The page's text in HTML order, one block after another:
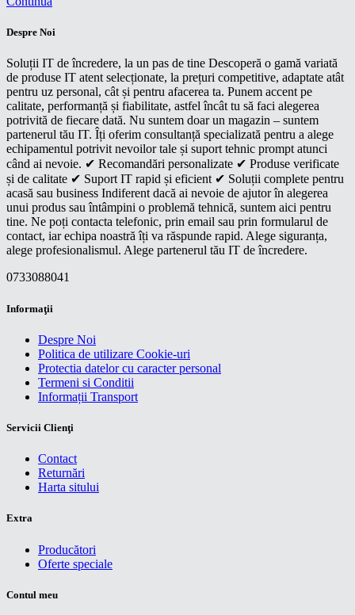
Despre Noi
Soluții IT de încredere, la un pas de tine Descoperă o gamă variată
de produse IT atent selecționate, la prețuri competitive, adaptate atât
pentru uz personal, cât și pentru afacerea ta. Punem accent pe
calitate, performanță și fiabilitate, astfel încât tu să faci alegerea
potrivită de fiecare dată. Nu suntem doar un magazin – suntem
partenerul tău IT. Îți oferim consultanță specializată pentru a alege
echipamentul potrivit nevoilor tale și suport tehnic prompt atunci
când ai nevoie. ✔ Recomandări personalizate ✔ Produse verificate
și de calitate ✔ Suport IT rapid și eficient ✔ Soluții complete pentru
acasă sau business Indiferent dacă ai nevoie de ajutor în alegerea
unui produs sau întâmpini o problemă tehnică, suntem aici pentru
tine. Ne poți contacta telefonic, prin email sau prin formularul de
contact, iar echipa noastră îți va răspunde rapid. Alege siguranța,
alege profesionalismul. Alege partenerul tău IT de încredere.
0733088041
Informaţii
Despre Noi
Politica de utilizare Cookie-uri
Protectia datelor cu caracter personal
Termeni si Conditii
Informații Transport
Servicii Clienţi
Contact
Returnări
Harta sitului
Extra
Producători
Oferte speciale
Contul meu